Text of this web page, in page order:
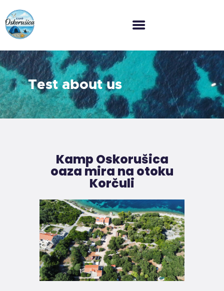
Test about us
HOME
O NAMA
GALERIJA
CJENIK
KONTAKT
Kamp Oskorušica
oaza mira na otoku
Korčuli